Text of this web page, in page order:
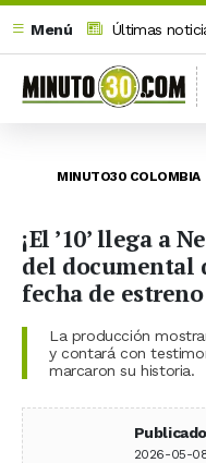
Menú
Últimas
MINUTO30 COLOMBIA
¡El ’10’ llega a
del documental
fecha de estreno
La producción
y contará con
marcaron su historia.
2026-05-08